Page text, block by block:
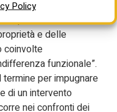
Policy
di cantiere. Una
perché va risolvere
e delle
coinvolte
funzionale”.
per impugnare
di un intervento
nei confronti dei